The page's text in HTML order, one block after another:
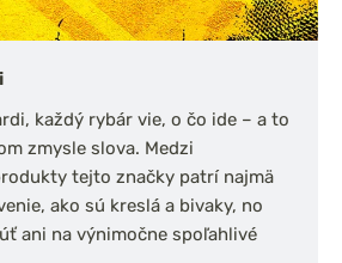
každý rybár vie, o čo ide – a to
zmysle slova. Medzi
tejto značky patrí najmä
ako sú kreslá a bivaky, no
ani na výnimočne spoľahlivé